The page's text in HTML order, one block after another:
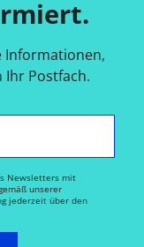
Informationen,
Ihr Postfach.
Newsletters mit
unserer
jederzeit über den